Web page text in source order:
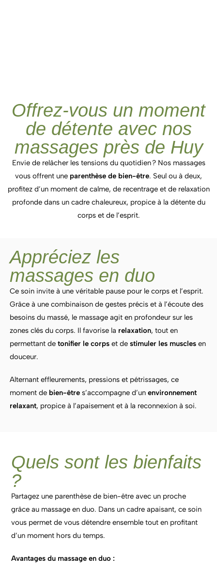
Offrez-vous un moment
de détente avec nos
massages près de Huy
Envie de relâcher les tensions du quotidien ? Nos massages
vous offrent une parenthèse de bien-être. Seul ou à deux,
profitez d’un moment de calme, de recentrage et de relaxation
profonde dans un cadre chaleureux, propice à la détente du
corps et de l’esprit.
Appréciez les
massages en duo
Ce soin invite à une véritable pause pour le corps et l’esprit.
Grâce à une combinaison de gestes précis et à l’écoute des
besoins du massé, le massage agit en profondeur sur les
zones clés du corps. Il favorise la relaxation, tout en
permettant de tonifier le corps et de stimuler les muscles en
douceur.
Alternant effleurements, pressions et pétrissages, ce
moment de bien-être s’accompagne d’un environnement
relaxant, propice à l’apaisement et à la reconnexion à soi.
Quels sont les bienfaits
?
Partagez une parenthèse de bien-être avec un proche
grâce au massage en duo. Dans un cadre apaisant, ce soin
vous permet de vous détendre ensemble tout en profitant
d’un moment hors du temps.
Avantages du massage en duo :